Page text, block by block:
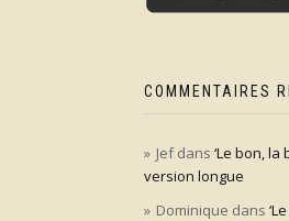
COMMENTAIRES
Jefdans ‘Le bon, la
version longue
Dominique dans